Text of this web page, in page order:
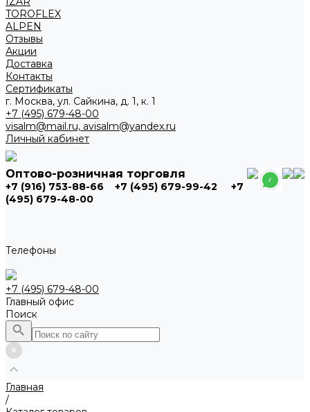
TOROFLEX
ALPEN
Отзывы
Акции
Доставка
Контакты
Сертификаты
г. Москва, ул. Сайкина, д. 1, к. 1
+7 (495) 679-48-00
visalm@mail.ru, avisalm@yandex.ru
Личный кабинет
Оптово-розничная торговля
+7 (916) 753-88-66 +7 (495) 679-99-42
+7
(495) 679-48-00
Телефоны
+7 (495) 679-48-00
Главный офис
Поиск
Главная
/